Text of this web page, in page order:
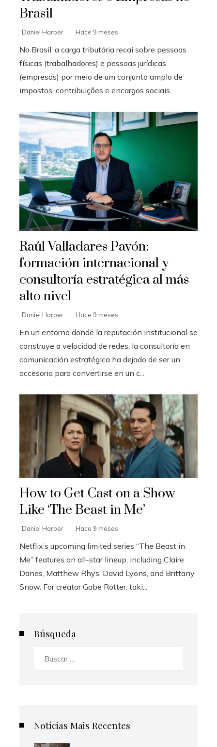
Brasil
Daniel Harper Hace 9 meses
No Brasil, a carga tributária recai sobre pessoas
físicas (trabalhadores) e pessoas jurídicas
(empresas) por meio de um conjunto amplo de
impostos, contribuições e encargos sociais...
Raúl Valladares Pavón:
formación internacional y
consultoría estratégica al más
alto nivel
Daniel Harper Hace 9 meses
En un entorno donde la reputación institucional se
construye a velocidad de redes, la consultoría en
comunicación estratégica ha dejado de ser un
accesorio para convertirse en un c...
How to Get Cast on a Show
Like ‘The Beast in Me’
Daniel Harper Hace 9 meses
Netflix’s upcoming limited series “The Beast in
Me” features an all-star lineup, including Claire
Danes, Matthew Rhys, David Lyons, and Brittany
Snow. For creator Gabe Rotter, taki...
Búsqueda
Notícias Mais Recentes